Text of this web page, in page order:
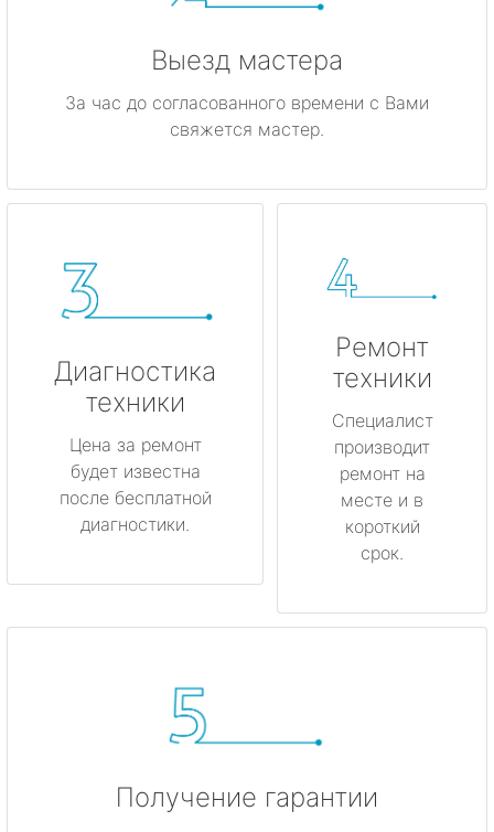
Кириши
Коммунар
Кудрово
Лодейное Поле
Луга
Любань
Мурино
Никольское
Новая Ладога
Выезд мастера
За час до согласованного времени с Вами
свяжется мастер.
Диагностика
техники
Цена за ремонт
будет известна
после бесплатной
диагностики.
Ремонт
техники
Специалист
производит
ремонт на
месте и в
короткий
срок.
Получение гарантии